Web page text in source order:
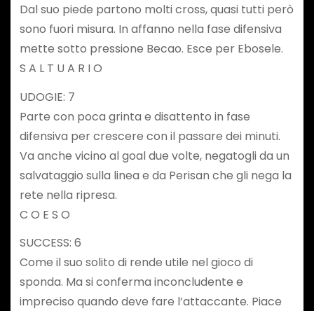
Dal suo piede partono molti cross, quasi tutti però
sono fuori misura. In affanno nella fase difensiva
mette sotto pressione Becao. Esce per Ebosele.
S A L T U A R I O
UDOGIE: 7
Parte con poca grinta e disattento in fase
difensiva per crescere con il passare dei minuti.
Va anche vicino al goal due volte, negatogli da un
salvataggio sulla linea e da Perisan che gli nega la
rete nella ripresa.
C O E S O
SUCCESS: 6
Come il suo solito di rende utile nel gioco di
sponda. Ma si conferma inconcludente e
impreciso quando deve fare l’attaccante. Piace